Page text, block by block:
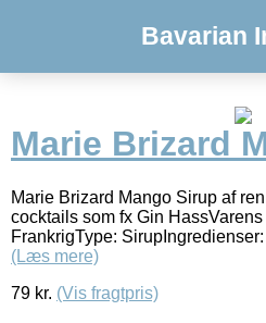
Bavarian
Marie Brizard
Marie Brizard Mango Sirup af
cocktails som fx Gin
FrankrigType:
(Læs mere)
79 kr. (Vis fragtpris)